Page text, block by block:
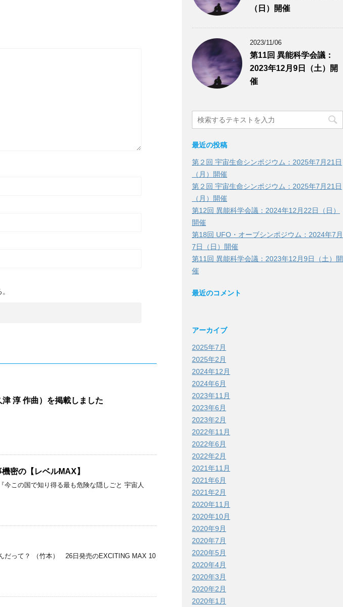
淳 作曲）を掲載しました
密の【レベルMAX】
この国で知り得る最も危険な隠しごと 宇宙人
だって？ （竹本） 26日発売のEXCITING MAX 10
（日）開催
2023/11/06
第11回 異能科学会議：
2023年12月9日（土）開
催
最近の投稿
第２回 宇宙生命シンポジウム：2025年7月21日
（月）開催
第２回 宇宙生命シンポジウム：2025年7月21日
（月）開催
第12回 異能科学会議：2024年12月22日（日）
開催
第18回 UFO・オーブシンポジウム：2024年7月
7日（日）開催
第11回 異能科学会議：2023年12月9日（土）開
催
最近のコメント
アーカイブ
2025年7月
2025年2月
2024年12月
2024年6月
2023年11月
2023年6月
2023年2月
2022年11月
2022年6月
2022年2月
2021年11月
2021年6月
2021年2月
2020年11月
2020年10月
2020年9月
2020年7月
2020年5月
2020年4月
2020年3月
2020年2月
2020年1月